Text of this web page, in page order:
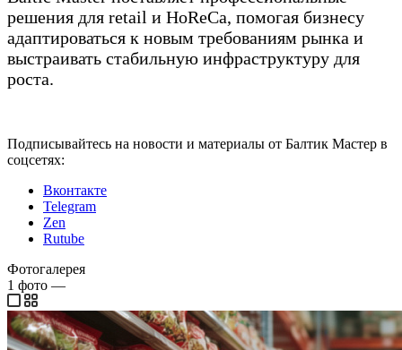
решения для retail и HoReCa, помогая бизнесу
адаптироваться к новым требованиям рынка и
выстраивать стабильную инфраструктуру для
роста.
Подписывайтесь на новости и материалы от Балтик Мастер в
соцсетях:
Вконтакте
Telegram
Zen
Rutube
Фотогалерея
1 фото —